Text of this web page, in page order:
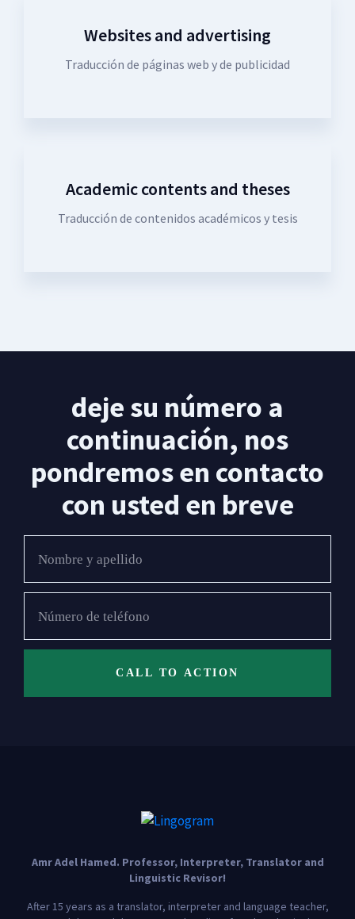
Websites and advertising
Traducción de páginas web y de publicidad
Academic contents and theses
Traducción de contenidos académicos y tesis
deje su número a
continuación, nos
pondremos en contacto
con usted en breve
CALL TO ACTION
Amr Adel Hamed. Professor, Interpreter, Translator and
Linguistic Revisor!
After 15 years as a translator, interpreter and language teacher,